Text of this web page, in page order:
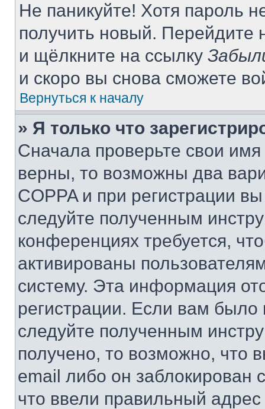
Не паникуйте! Хотя пароль
получить новый. Перейдите
и щёлкните на ссылку
и скоро вы снова сможете
Вернуться к началу
» Я только что
Сначала проверьте свои
верны, то возможны два
COPPA и при регистрации
следуйте полученным
конференциях требуется,
активированы
систему. Эта информация
регистрации. Если вам
следуйте полученным
получено, то возможно, что
email либо он
что ввели правильный адрес